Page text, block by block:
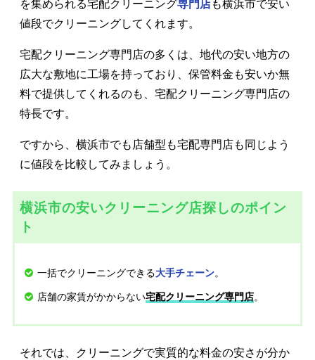
を集められる宅配クリーニング専門店 も横浜市で安い
値段でクリーニングしてくれます。
宅配クリーニング専門店の多くは、地代の安い地方の
広大な敷地に工場を持っており、保管料金も安いか無
料で提供してくれるのも、宅配クリーニング専門店の
特長です。
ですから、横浜市でも店舗型も宅配専門店も同じよう
に値段を比較してみましょう。
横浜市の安いクリーニング店探しのポイン
ト
一括でクリーニングできる大手チェーン。
店舗の家賃がかからない宅配クリーニング専門店。
それでは、クリーニングで実質的な料金の安さが分か